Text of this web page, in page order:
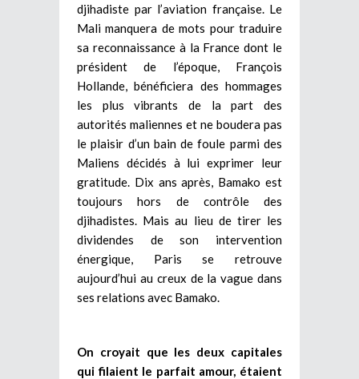
djihadiste par l’aviation française. Le
Mali manquera de mots pour traduire
sa reconnaissance à la France dont le
président de l’époque, François
Hollande, bénéficiera des hommages
les plus vibrants de la part des
autorités maliennes et ne boudera pas
le plaisir d’un bain de foule parmi des
Maliens décidés à lui exprimer leur
gratitude. Dix ans après, Bamako est
toujours hors de contrôle des
djihadistes. Mais au lieu de tirer les
dividendes de son intervention
énergique, Paris se retrouve
aujourd’hui au creux de la vague dans
ses relations avec Bamako.
On croyait que les deux capitales
qui filaient le parfait amour, étaient